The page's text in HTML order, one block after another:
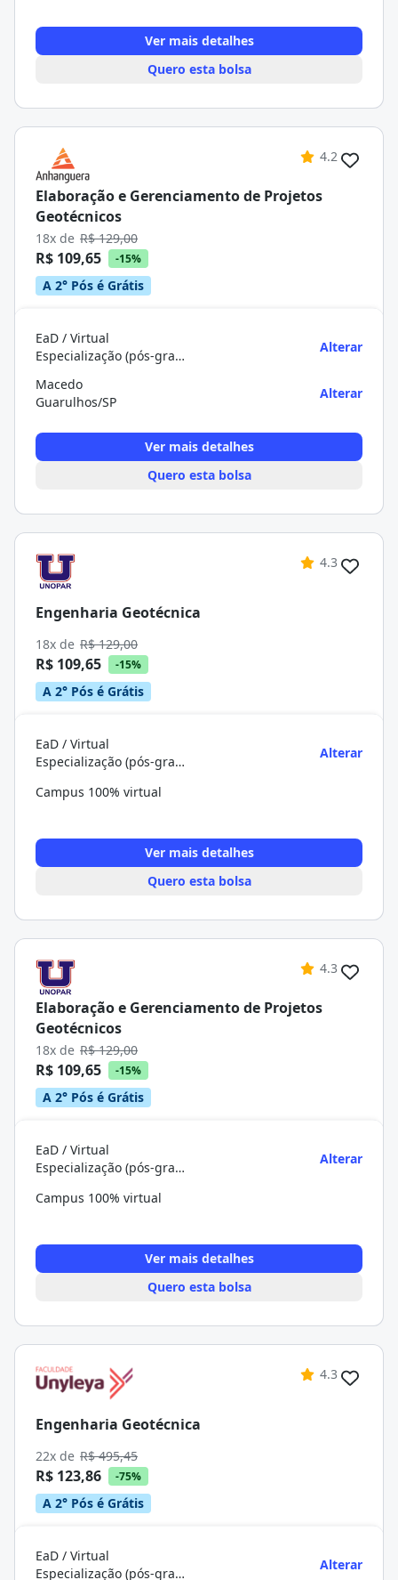
Ver mais detalhes
Quero esta bolsa
4.2
Elaboração e Gerenciamento de Projetos
Geotécnicos
18x de R$ 129,00
R$ 109,65 -15%
A 2° Pós é Grátis
EaD / Virtual
Especialização (pós-graduação)
Alterar
Macedo
Guarulhos/SP
Alterar
Ver mais detalhes
Quero esta bolsa
4.3
Engenharia Geotécnica
18x de R$ 129,00
R$ 109,65 -15%
A 2° Pós é Grátis
EaD / Virtual
Especialização (pós-graduação)
Alterar
Campus 100% virtual
Ver mais detalhes
Quero esta bolsa
4.3
Elaboração e Gerenciamento de Projetos
Geotécnicos
18x de R$ 129,00
R$ 109,65 -15%
A 2° Pós é Grátis
EaD / Virtual
Especialização (pós-graduação)
Alterar
Campus 100% virtual
Ver mais detalhes
Quero esta bolsa
4.3
Engenharia Geotécnica
22x de R$ 495,45
R$ 123,86 -75%
A 2° Pós é Grátis
EaD / Virtual
Especialização (pós-graduação)
Alterar